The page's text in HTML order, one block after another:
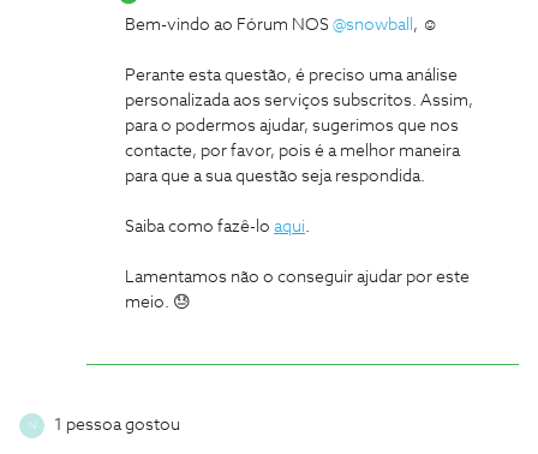
Bem-vindo ao Fórum NOS @snowball , ☺️
Perante esta questão, é preciso uma análise
personalizada aos serviços subscritos. Assim,
para o podermos ajudar, sugerimos que nos
contacte, por favor, pois é a melhor maneira
para que a sua questão seja respondida.
Saiba como fazê-lo aqui.
Lamentamos não o conseguir ajudar por este
meio. 😓
N 1 pessoa gostou